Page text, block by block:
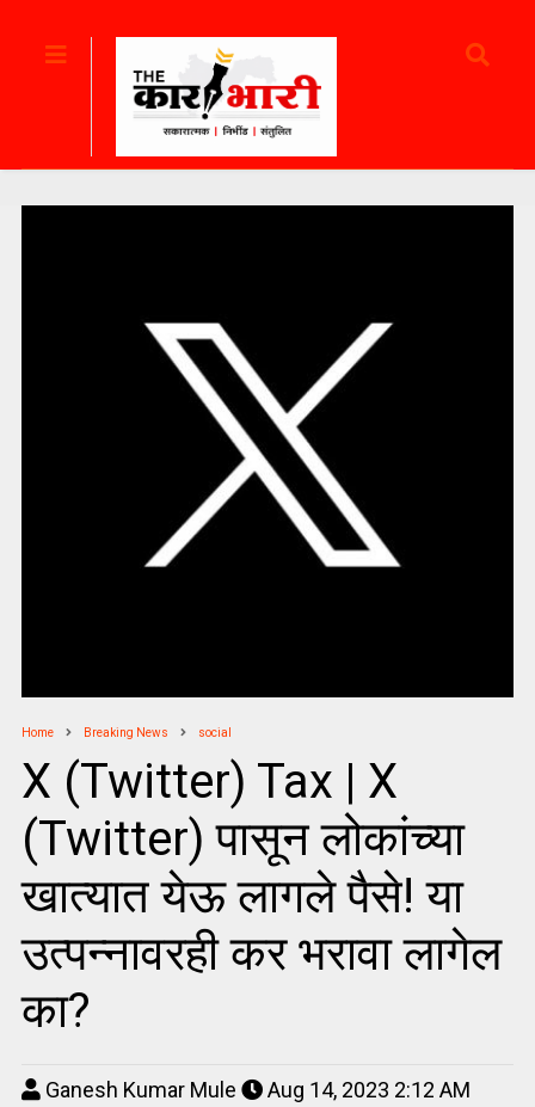
Home Breaking News social
X (Twitter) Tax | X
(Twitter) पासून लोकांच्या
खात्यात येऊ लागले पैसे! या
उत्पन्नावरही कर भरावा लागेल
का?
Ganesh Kumar Mule
Aug 14, 2023 2:12 AM